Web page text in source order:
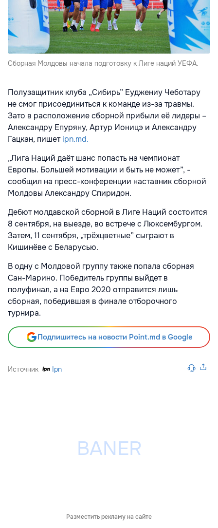
Сборная Молдовы начала подготовку к Лиге наций УЕФА.
Полузащитник клуба „Сибирь” Еуджениу Чеботару
не смог присоединиться к команде из-за травмы.
Зато в расположение сборной прибыли её лидеры –
Александру Епуряну, Артур Ионицэ и Александру
Гацкан, пишетipn.md.
„Лига Наций даёт шанс попасть на чемпионат
Европы. Большей мотивации и быть не может”, -
сообщил на пресс-конференции наставник сборной
Молдовы Александру Спиридон.
Дебют молдавской сборной в Лиге Наций состоится
8 сентября, на выезде, во встрече с Люксембургом.
Затем, 11 сентября, „трёхцветные” сыграют в
Кишинёве с Беларусью.
В одну с Молдовой группу также попала сборная
Сан-Марино. Победитель группы выйдет в
полуфинал, а на Евро 2020 отправится лишь
сборная, победившая в финале отборочного
турнира.
Подпишитесь на новости Point.md в Google
Источник Ipn
Разместить рекламу на сайте